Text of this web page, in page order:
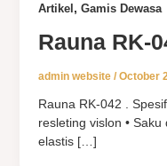
Artikel , Gamis Dewasa
Rauna RK-
admin website / October
Rauna RK-042 .
resleting vislon •
elastis […]